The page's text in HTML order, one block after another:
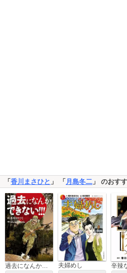
「 香川まさひと 」 「 月島冬二 」 のおす
過去になんかできない！！！ 夫婦めし 辛辣